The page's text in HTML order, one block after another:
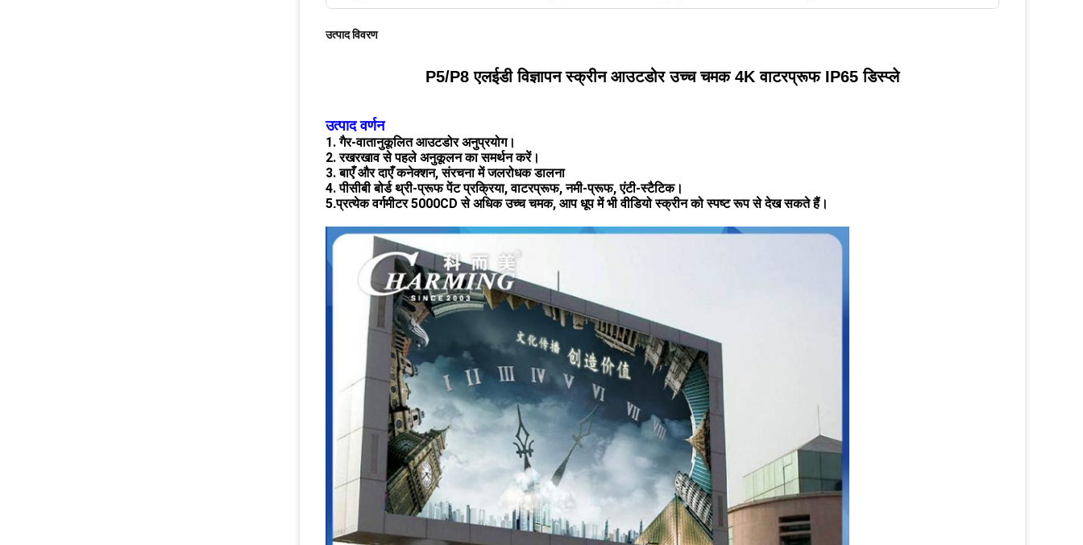
उत्पाद विवरण
P5/P8 एलईडी विज्ञापन स्क्रीन आउटडोर उच्च चमक 4K वाटरप्रूफ IP65 डिस्प्ले
उत्पाद वर्णन
1. गैर-वातानुकूलित आउटडोर अनुप्रयोग।
2. रखरखाव से पहले अनुकूलन का समर्थन करें।
3. बाएँ और दाएँ कनेक्शन, संरचना में जलरोधक डालना
4. पीसीबी बोर्ड थ्री-प्रूफ पेंट प्रक्रिया, वाटरप्रूफ, नमी-प्रूफ, एंटी-स्टैटिक।
5.प्रत्येक वर्गमीटर 5000CD से अधिक उच्च चमक, आप धूप में भी वीडियो स्क्रीन को स्पष्ट रूप से देख सकते हैं।